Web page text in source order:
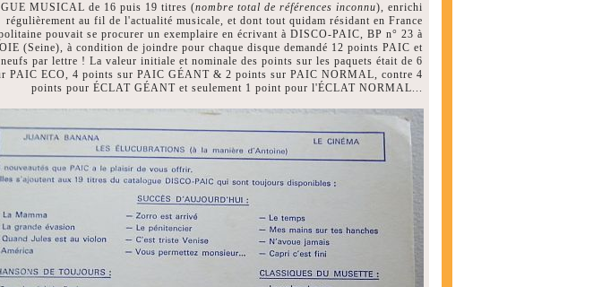
MUSICAL de 16 puis 19 titres (nombre total de références inconnu), enrichi
régulièrement au fil de l'actualité musicale, et dont tout quidam résidant en France
pouvait se procurer un exemplaire en écrivant à DISCO-PAIC, BP n° 23 à
(Seine), à condition de joindre pour chaque disque demandé 12 points PAIC et
par lettre ! La valeur initiale et nominale des points sur les paquets était de 6
PAIC ECO, 4 points sur PAIC GÉANT & 2 points sur PAIC NORMAL, contre 4
points pour ÉCLAT GÉANT et seulement 1 point pour l'ÉCLAT NORMAL...